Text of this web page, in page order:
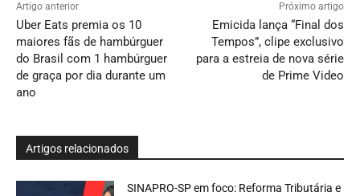
Artigo anterior
Uber Eats premia os 10
maiores fãs de hambúrguer
do Brasil com 1 hambúrguer
de graça por dia durante um
ano
Próximo artigo
Emicida lança “Final dos
Tempos”, clipe exclusivo
para a estreia de nova série
de Prime Video
Artigos relacionados
SINAPRO-SP em foco: Reforma Tributária e